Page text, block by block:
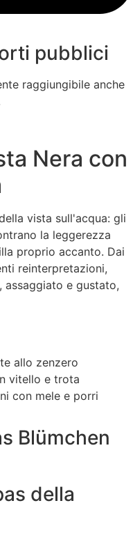
pubblici
raggiungibile anche
Nera con
vista sull'acqua: gli
la leggerezza
proprio accanto. Dai
reinterpretazioni,
e gustato,
allo zenzero
vitello e trota
con mele e porri
Blümchen
della